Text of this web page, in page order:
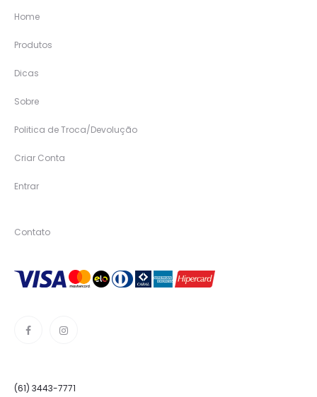
Home
Produtos
Dicas
Sobre
Politica de Troca/Devolução
Criar Conta
Entrar
Contato
(61) 3443-7771